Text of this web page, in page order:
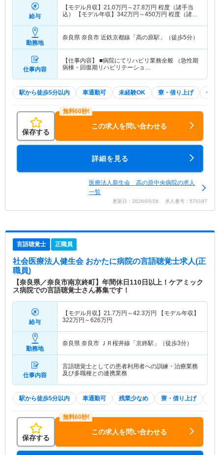
給与
【モデル月収】 21.0万円～27.8万円 程度（諸手当
込） 【モデル年収】 342万円～450万円 程度（諸手
勤務地
奈良県 奈良市 近鉄京都線「高の原駅」（徒歩5分）
仕事内容
【仕事内容】 ■病院にてリハビリ業務全般 （急性期
病棟・回復期リハビリテーショ…
駅から徒歩5分以内 車通勤可 未経験OK 寮・借り上げ 住宅
保存する
この求人を問い合わせる
詳細を見る
医療法人新生会 高の原中央病院の求人
一覧
更新日：2026/05/26 求人番号：570197
言語聴覚士 正職員
社会医療法人健生会 おかたに病院の言語聴覚士求人(正
職員)
【奈良県／奈良市南京終町】年間休日110日以上！ケアミック
ス病院での言語聴覚士さん募集です！
給与
【モデル月収】 21.7万円～42.3万円
【モデル年収】
322万円～626万円
勤務地
奈良県 奈良市 ＪＲ桜井線「京終駅」（徒歩3分）
仕事内容
言語聴覚士としての患者利用者への訓練・治療業務
及び多職種との連携業務
駅から徒歩5分以内 車通勤可 残業少なめ 寮・借り上げ
保存する
この求人を問い合わせる